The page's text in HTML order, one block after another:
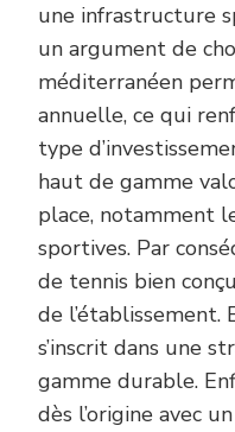
une infrastructure
un argument de
méditerranéen
annuelle, ce qui
type
haut de gamme
place, notamment
sportives. Par
de tennis bien
de l’établissement.
s’inscrit dans une
gamme durable.
dès l’origine avec